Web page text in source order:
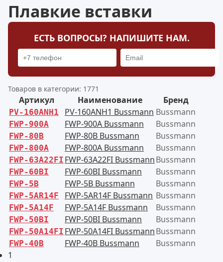
Плавкие вставки
ЕСТЬ ВОПРОСЫ? НАПИШИТЕ НАМ.
Товаров в категории: 1771
Артикул Наименование Бренд
PV-160ANH1 PV-160ANH1 Bussmann Bussmann
FWP-900A FWP-900A Bussmann Bussmann
FWP-80B FWP-80B Bussmann Bussmann
FWP-800A FWP-800A Bussmann Bussmann
FWP-63A22FI FWP-63A22FI BussmannBussmann
FWP-60BI FWP-60BI Bussmann Bussmann
FWP-5B FWP-5B Bussmann Bussmann
FWP-5AR14F FWP-5AR14F Bussmann Bussmann
FWP-5A14F FWP-5A14F Bussmann Bussmann
FWP-50BI FWP-50BI Bussmann Bussmann
FWP-50A14FI FWP-50A14FI BussmannBussmann
FWP-40B FWP-40B Bussmann
Bussmann
1